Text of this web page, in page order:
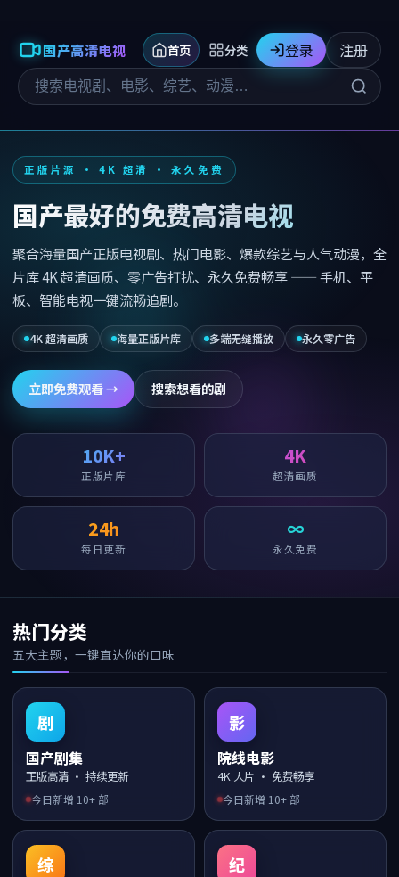
国产高清电视 首页 分类 登录 注册
正版片源 · 4K 超清 · 永久免费
国产最好的免费高清电视
聚合海量国产正版电视剧、热门电影、爆款综艺与人气动漫，全
片库 4K 超清画质、零广告打扰、永久免费畅享 —— 手机、平
板、智能电视一键流畅追剧。
4K 超清画质 海量正版片库 多端无缝播放 永久零广告
立即免费观看 → 搜索想看的剧
10K+
正版片库
4K
超清画质
24h
每日更新
∞
永久免费
热门分类
五大主题，一键直达你的口味
剧
国产剧集
正版高清 · 持续更新
今日新增 10+ 部
影
院线电影
4K 大片 · 免费畅享
今日新增 10+ 部
综 纪